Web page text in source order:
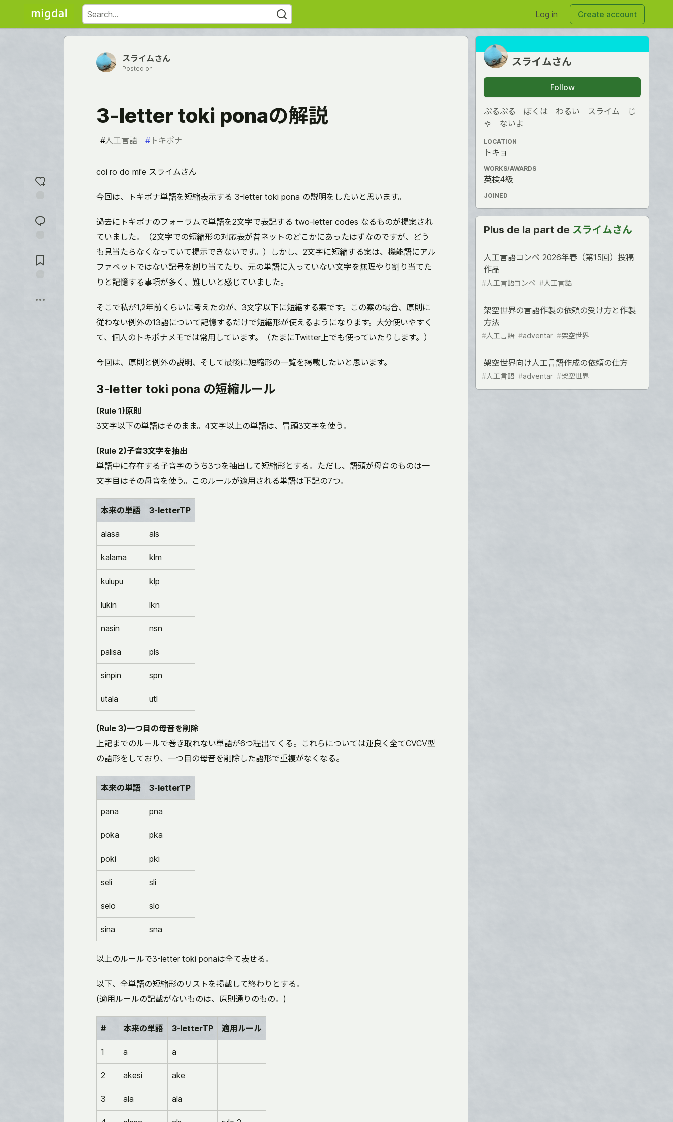
Log in Create account
reaction
Comments
スライムさん
Posted on
3-letter toki ponaの解説
#人工言語 # トキポナ
coi ro do mi'e スライムさん
今回は、トキポナ単語を短縮表示する 3-letter toki pona の説明をしたいと思います。
過去にトキポナのフォーラムで単語を2文字で表記する two-letter codes なるものが提案され
ていました。（2文字での短縮形の対応表が昔ネットのどこかにあったはずなのですが、どう
も見当たらなくなっていて提示できないです。）しかし、2文字に短縮する案は、機能語にアル
ファベットではない記号を割り当てたり、元の単語に入っていない文字を無理やり割り当てた
りと記憶する事項が多く、難しいと感じていました。
そこで私が1,2年前くらいに考えたのが、3文字以下に短縮する案です。この案の場合、原則に
従わない例外の13語について記憶するだけで短縮形が使えるようになります。大分使いやすく
て、個人のトキポナメモでは常用しています。（たまにTwitter上でも使っていたりします。）
今回は、原則と例外の説明、そして最後に短縮形の一覧を掲載したいと思います。
3-letter toki pona の短縮ルール
(Rule 1)原則
3文字以下の単語はそのまま。4文字以上の単語は、冒頭3文字を使う。
(Rule 2)子音3文字を抽出
単語中に存在する子音字のうち3つを抽出して短縮形とする。ただし、語頭が母音のものは一
文字目はその母音を使う。このルールが適用される単語は下記の7つ。
本来の単語 3-letterTP
alasa als
kalama klm
kulupu klp
lukin lkn
nasin nsn
palisa pls
sinpin spn
utala utl
(Rule 3)一つ目の母音を削除
上記までのルールで巻き取れない単語が6つ程出てくる。これらについては運良く全てCVCV型
の語形をしており、一つ目の母音を削除した語形で重複がなくなる。
本来の単語 3-letterTP
pana pna
poka pka
poki pki
seli sli
selo slo
sina sna
以上のルールで3-letter toki ponaは全て表せる。
以下、全単語の短縮形のリストを掲載して終わりとする。
(適用ルールの記載がないものは、原則通りのもの。)
# 本来の単語 3-letterTP 適用ルール
1 a a
2 akesi ake
3 ala ala
スライムさん
Follow
ぷるぷる ぼくは わるい スライム じ
ゃ ないよ
LOCATION
トキョ
WORKS/AWARDS
英検4級
JOINED
Plus de la part de スライムさん
人工言語コンペ 2026年春（第15回）投稿
作品
#人工言語コンペ #人工言語
架空世界の言語作製の依頼の受け方と作製
方法
#人工言語 #adventar #架空世界
架空世界向け人工言語作成の依頼の仕方
#人工言語 #adventar #架空世界